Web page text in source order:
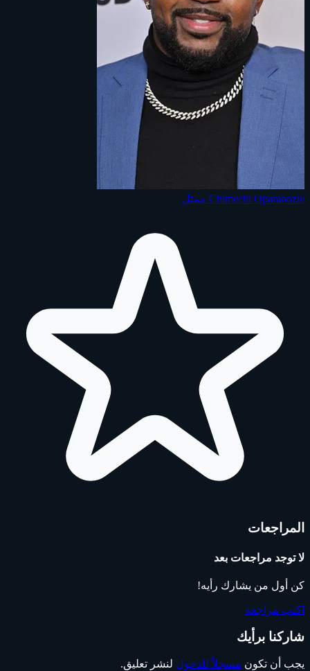
Chimechi Oparanozie ممثل
المراجعات
لا توجد مراجعات بعد
كن أول من يشارك رأيه!
اكتب مراجعة
شاركنا برأيك
يجب أن تكون مسجلاً للدخول لنشر تعليق.